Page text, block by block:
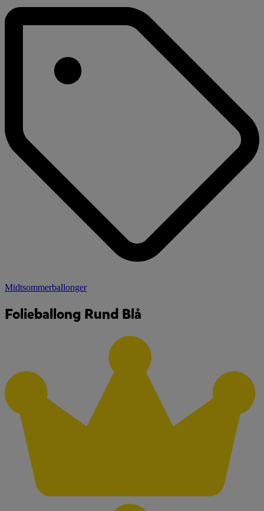
Midtsommerballonger
Folieballong Rund Blå